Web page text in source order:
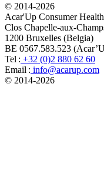
© 2014-2026
Acar'Up Consumer Health
Clos Chapelle-aux-
1200 Bruxelles (Belgia)
BE 0567.583.523
Tel : +32 (0)2 880 62 60
Email : info@acarup.com
© 2014-2026